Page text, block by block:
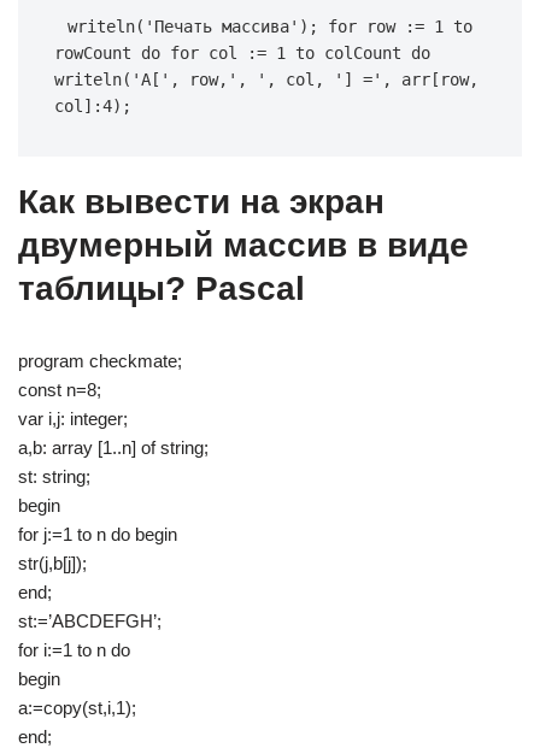
writeln( 'Печать массива' ); for row := 1
to
rowCount do for col := 1 to colCount do
writeln( 'A[' , row, ', ' , col, '] =' , arr[row,
col]:4);
Как вывести на экран
двумерный массив в виде
таблицы? Pascal
program checkmate;
const n=8;
var i,j: integer;
a,b: array [1..n] of string;
st: string;
begin
for j:=1 to n do begin
str(j,b[j]);
end;
st:=’ABCDEFGH’;
for i:=1 to n do
begin
a:=copy(st,i,1);
end;